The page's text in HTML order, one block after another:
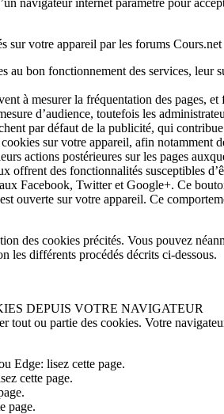
sur votre appareil par les forums Cours.net
au bon fonctionnement des services,
à mesurer la fréquentation des pages,
d’audience, toutefois les
par défaut de la publicité, qui
sur votre appareil, afin
actions postérieures sur les pages
offrent des fonctionnalités susceptibles
Facebook, Twitter et Google+. Ce
ouverte sur votre appareil. Ce
des cookies précités. Vous pouvez
les différents procédés décrits ci-dessous.
DEPUIS VOTRE NAVIGATEUR
tout ou partie des cookies. Votre
Edge: lisez cette page.
cette page.
page.